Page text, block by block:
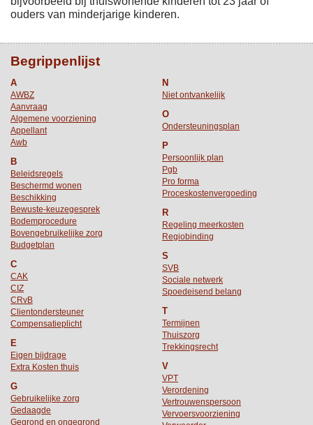
ouders van minderjarige kinderen.
Begrippenlijst
A
AWBZ
Aanvraag
Algemene voorziening
Appellant
Awb
B
Beleidsregels
Beschermd wonen
Beschikking
Bewuste-keuzegesprek
Bodemprocedure
Bovengebruikelijke zorg
Budgetplan
C
CAK
CIZ
CRvB
Clientondersteuner
Compensatieplicht
E
Eigen bijdrage
Extra Kosten thuis
G
Gebruikelijke zorg
Gedaagde
Gegrond en ongegrond
N
Niet ontvankelijk
O
Ondersteuningsplan
P
Persoonlijk plan
Pgb
Pro forma
Proceskostenvergoeding
R
Regeling meerkosten
Regiobinding
S
SVB
Sociale netwerk
Spoedeisend belang
T
Termijnen
Thuiszorg
Trekkingsrecht
V
VPT
Verordening
Vertrouwenspersoon
Vervoersvoorziening